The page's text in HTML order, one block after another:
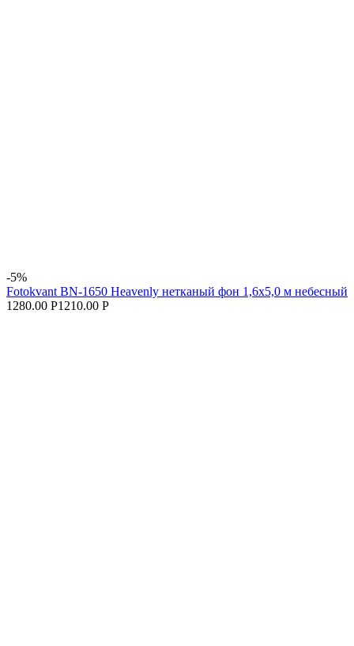
-5%
Fotokvant BN-1650 Heavenly нетканый фон 1,6х5,0 м небесный
1280.00 Р1210.00 Р